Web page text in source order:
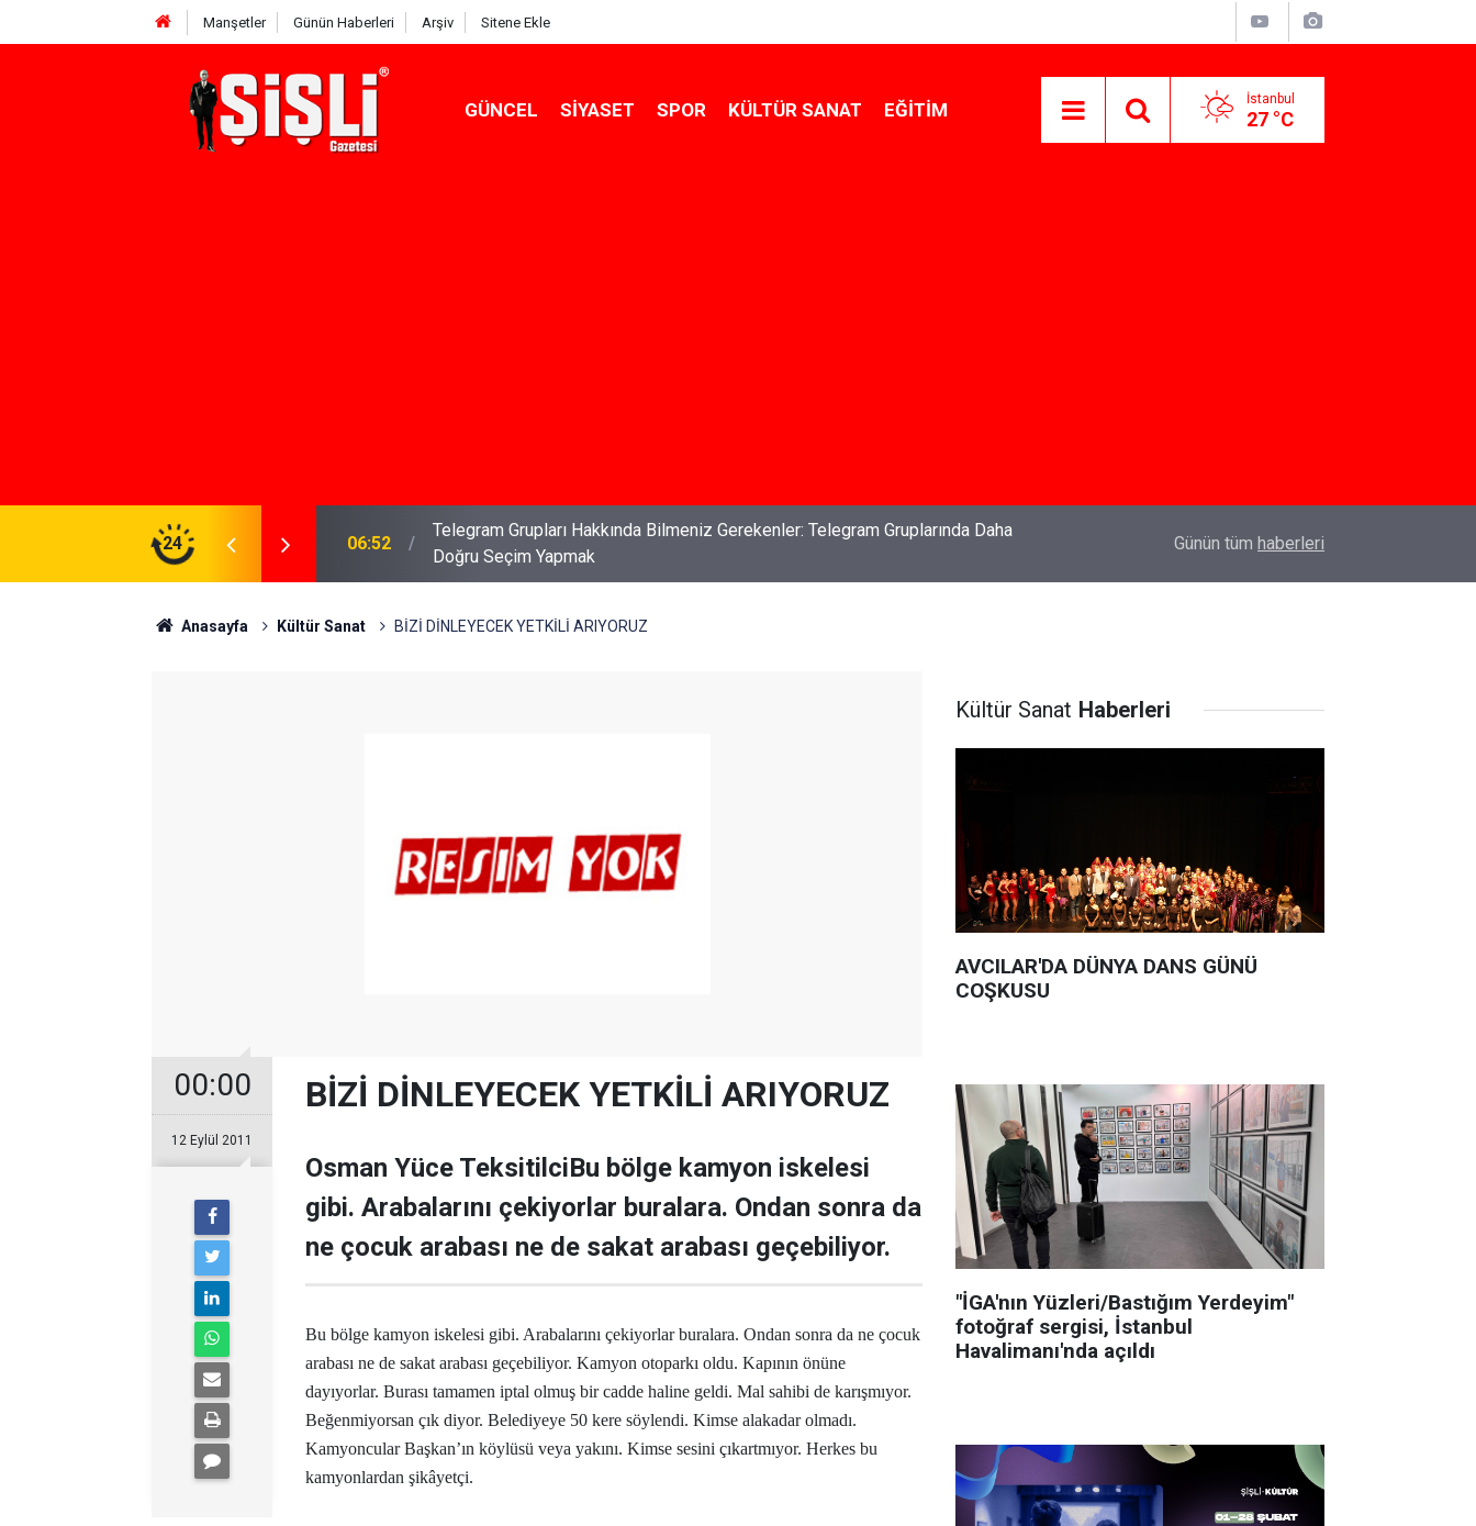
Manşetler Günün Haberleri Arşiv Sitene Ekle
GÜNCEL SIYASET SPOR KÜLTÜR SANAT EĞITIM İstanbul
27 °C
24
Gerekenler: Telegram Gruplarında Daha
04:43 İş Davaları: Haklarınızı Bilmek ve Koruma Altına Almak Özlem Drahyalı Kimdir, Nereli ve Kaç
Günün tüm haberleri
Anasayfa Kültür Sanat BİZİ DİNLEYECEK YETKİLİ ARIYORUZ
00:00
12 Eylül 2011
BİZİ DİNLEYECEK YETKİLİ ARIYORUZ
Osman Yüce TeksitilciBu bölge kamyon iskelesi
gibi. Arabalarını çekiyorlar buralara. Ondan sonra da
ne çocuk arabası ne de sakat arabası geçebiliyor.
Bu bölge kamyon iskelesi gibi. Arabalarını çekiyorlar buralara. Ondan sonra da ne çocuk
arabası ne de sakat arabası geçebiliyor. Kamyon otoparkı oldu. Kapının önüne
dayıyorlar. Burası tamamen iptal olmuş bir cadde haline geldi. Mal sahibi de karışmıyor.
Beğenmiyorsan çık diyor. Belediyeye 50 kere söylendi. Kimse alakadar olmadı.
Kamyoncular Başkan’ın köylüsü veya yakını. Kimse sesini çıkartmıyor. Herkes bu
kamyonlardan şikâyetçi.
Kültür Sanat Haberleri
AVCILAR'DA DÜNYA DANS GÜNÜ
COŞKUSU
"İGA'nın Yüzleri/Bastığım Yerdeyim"
fotoğraf sergisi, İstanbul
Havalimanı'nda açıldı